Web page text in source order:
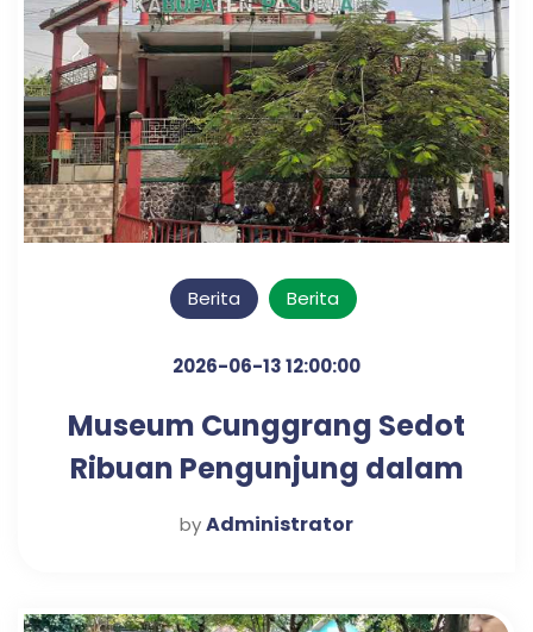
Berita Berita
2026-06-13 12:00:00
Museum Cunggrang Sedot
Ribuan Pengunjung dalam
Waktu Lima Bulan
byAdministrator